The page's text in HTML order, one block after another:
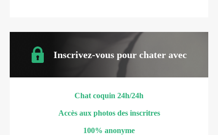
Inscrivez-vous pour chater avec
Chat coquin 24h/24h
Accès aux photos des inscritres
100% anonyme